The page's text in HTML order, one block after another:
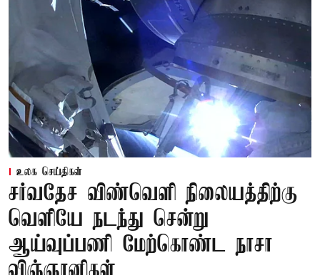
உலக செய்திகள்
சர்வதேச விண்வெளி நிலையத்திற்கு
வெளியே நடந்து சென்று
ஆய்வுப்பணி மேற்கொண்ட நாசா